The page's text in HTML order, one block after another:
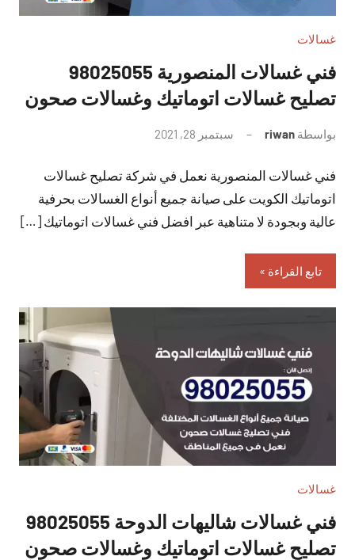
غسالات
فني غسالات المنصورية 98025055
تصليح غسالات اتوماتيك وغسالات صحون
بواسطة riwan سبتمبر 28, 2021
تعليقات
فني غسالات المنصورية نعمل في شركة تصليح غسالات
اتوماتيك الكويت على صيانة جميع أنواع الغسالات بحرفية
عالية وبجودة لا متناهية عبر افضل فني غسالات اتوماتيك […]
تابع القراءة
غسالات
فني غسالات شاليهات الدوحة 98025055
تصليح غسالات اتوماتيك وغسالات صحون